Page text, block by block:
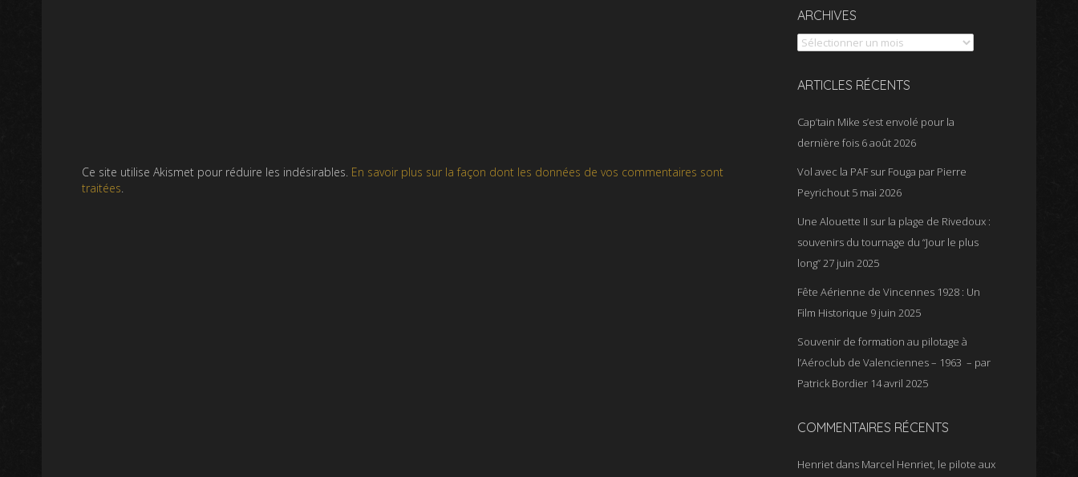
Ce site utilise Akismet pour réduire les indésirables. En savoir plus sur la façon dont les données de vos commentaires sont
traitées.
ARCHIVES
Archives
ARTICLES RÉCENTS
Cap’tain Mike s’est envolé pour la
dernière fois 6 août 2026
Vol avec la PAF sur Fouga par Pierre
Peyrichout 5 mai 2026
Une Alouette II sur la plage de Rivedoux :
souvenirs du tournage du “Jour le plus
long”27 juin 2025
Fête Aérienne de Vincennes 1928 : Un
Film Historique 9 juin 2025
Souvenir de formation au pilotage à
l’Aéroclub de Valenciennes – 1963 – par
Patrick Bordier 14 avril 2025
COMMENTAIRES RÉCENTS
Henriet dans Marcel Henriet, le pilote aux